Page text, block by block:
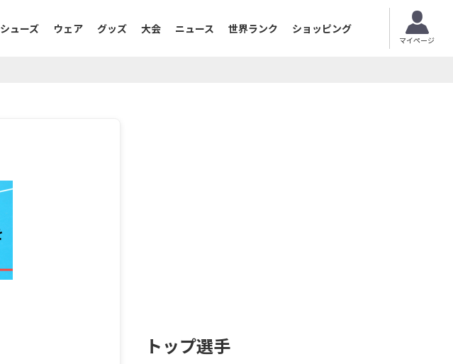
シューズ ウェア グッズ 大会 ニュース 世界ランク ショッピング
マイページ
トップ選手